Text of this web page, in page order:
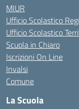
MIUR
Ufficio Scolastico
Ufficio Scolastico
Scuola in Chiaro
Iscrizioni On Line
Invalsi
Comune
La Scuola